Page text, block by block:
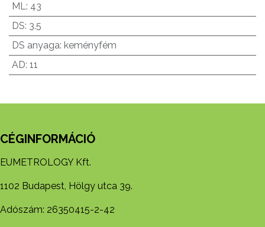
ML: 43
DS: 3.5
DS anyaga: keményfém
AD: 11
CÉGINFORMÁCIÓ
EUMETROLOGY Kft.
1102 Budapest, Hölgy utca 39.
Adószám: 26350415-2-42